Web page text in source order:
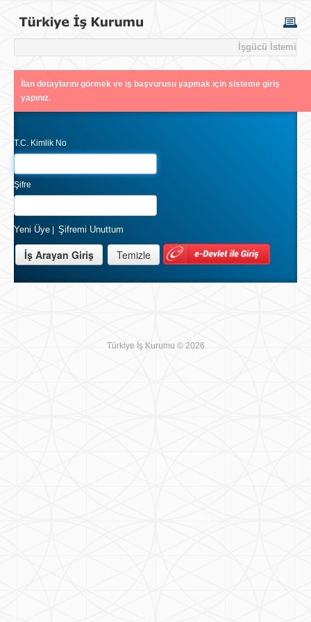
İşgücü İstemi
İlan detaylarını görmek ve iş başvurusu yapmak için sisteme giriş
yapınız.
T.C. Kimlik No
Şifre
Yeni Üye Şifremi Unuttum
Türkiye İş Kurumu © 2026